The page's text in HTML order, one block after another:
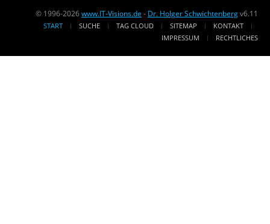
© 1996-2026www.IT-Visions.de - Dr. Holger Schwichtenbergv6.11
START SUCHE TAG CLOUD SITEMAP
KONTAKT
IMPRESSUM
RECHTLICHES